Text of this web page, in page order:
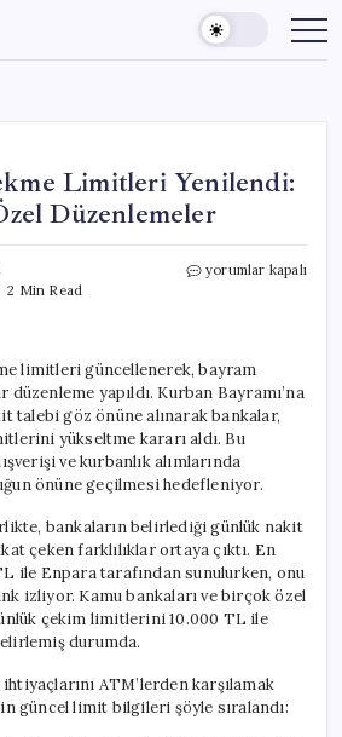
Limitleri Yenilendi:
Düzenlemeler
2 Min Read
ATM
Bayram
İçin
Özel
Düzenlemeler
yorumlar kapalı
limitleri güncellenerek, bayram
yapıldı. Kurban Bayramı’na
talebi göz önüne alınarak bankalar,
yükseltme kararı aldı. Bu
ve kurbanlık alımlarında
önüne geçilmesi hedefleniyor.
bankaların belirlediği günlük nakit
çeken farklılıklar ortaya çıktı. En
ile Enpara tarafından sunulurken, onu
izliyor. Kamu bankaları ve birçok özel
çekim limitlerini 10.000 TL ile
durumda.
ATM’lerden karşılamak
güncel limit bilgileri şöyle sıralandı: